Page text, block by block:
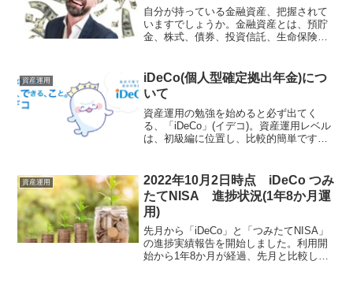
自分が持っている金融資産、把握されて
いますでしょうか。金融資産とは、預貯
金、株式、債券、投資信託、生命保険、
資産になります。野村総合研究所では、
世帯の純金融資産保有額に...
資産運用
iDeCo(個人型確定拠出年金)につ
いて
資産運用の勉強を始めると必ず出てく
る、「iDeCo」(イデコ)。資産運用レベル
は、初級編に位置し、比較的簡単です。
iDeCo(個人型確定拠出年金)とは5,000円...
資産運用
2022年10月2日時点 iDeCo つみ
たてNISA 進捗状況(1年8か月運
用)
先月から「iDeCo」と「つみたてNISA」
の進捗実績報告を開始しました。利用開
始から1年8か月が経過、先月と比較して